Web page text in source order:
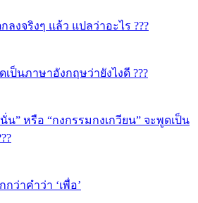
กลงจริงๆ แล้ว แปลว่าอะไร ???
ป็นภาษาอังกฤษว่ายังไงดี ???
น” หรือ “กงกรรมกงเกวียน” จะพูดเป็น
ว่าคำว่า ‘เพื่อ’